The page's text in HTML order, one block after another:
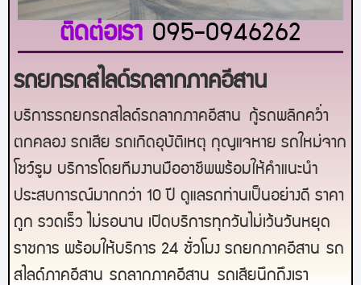
ติดต่อเรา 095-0946262
รถยกรถสไลด์รถลากภาคอีสาน
บริการรถยกรถสไลด์รถลากภาคอีสาน กู้รถพลิกคว่ำ
ตกคลอง รถเสีย รถเกิดอุบัติเหตุ กุญแจหาย รถใหม่จาก
โชว์รูม บริการโดยทีมงานมืออาชีพพร้อมให้คำแนะนำ
ประสบการณ์มากกว่า 10 ปี ดูแลรถท่านเป็นอย่างดี ราคา
ถูก รวดเร็ว ไม่รอนาน เปิดบริการทุกวันไม่เว้นวันหยุด
ราชการ พร้อมให้บริการ 24 ชั่วโมง รถยกภาคอีสาน รถ
สไลด์ภาคอีสาน รถลากภาคอีสาน
รถเสียนึกถึงเรา